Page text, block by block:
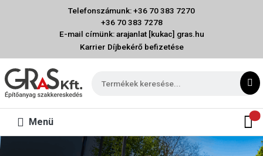
Telefonszámunk: +36 70 383 7270
+36 70 383 7278
E-mail címünk: arajanlat [kukac] gras.hu
Karrier Díjbekérő befizetése
Menü